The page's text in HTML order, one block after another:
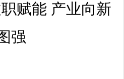
赋能 产业向新
强